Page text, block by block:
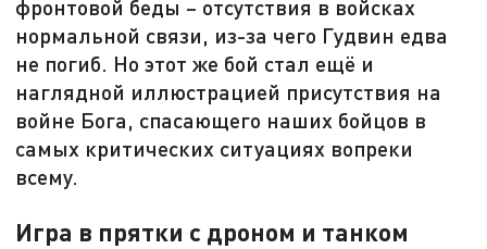
фронтовой беды – отсутствия в войсках
нормальной связи, из-за чего Гудвин едва
не погиб. Но этот же бой стал ещё и
наглядной иллюстрацией присутствия на
войне Бога, спасающего наших бойцов в
самых критических ситуациях вопреки
всему.
Игра в прятки с дроном и танком